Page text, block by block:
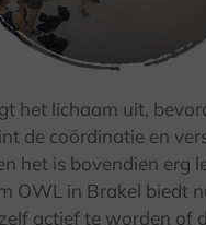
©
het lichaam uit,
de coördinatie en
het is bovendien erg
OWL in Brakel biedt
actief te worden of